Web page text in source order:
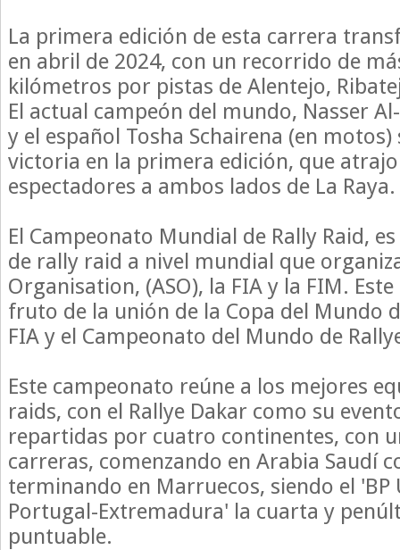
La primera edición de esta carrera
en abril de 2024, con un recorrido de
kilómetros por pistas de Alentejo,
El actual campeón del mundo, Nasser
y el español Tosha Schairena (en
victoria en la primera edición, que
espectadores a ambos lados de La Raya.
El Campeonato Mundial de Rally Raid,
de rally raid a nivel mundial que
Organisation, (ASO), la FIA y la FIM.
fruto de la unión de la Copa del Mundo
FIA y el Campeonato del Mundo de
Este campeonato reúne a los mejores
raids, con el Rallye Dakar como su
repartidas por cuatro continentes, con
carreras, comenzando en Arabia Saudí
terminando en Marruecos, siendo el 'BP
Portugal-Extremadura' la cuarta y
puntuable.